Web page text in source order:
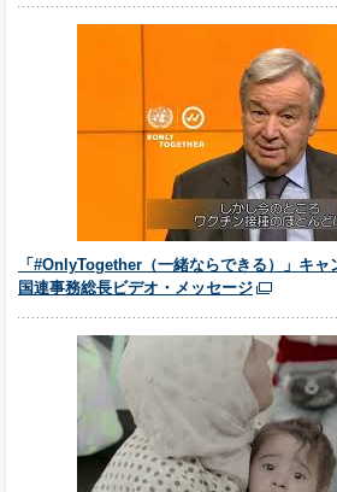
「#OnlyTogether​（一緒ならできる）」キ
国連事務総長ビデオ・メッセージ